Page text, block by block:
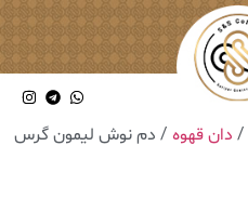
/ دان قهوه / دم نوش لیمون گرس